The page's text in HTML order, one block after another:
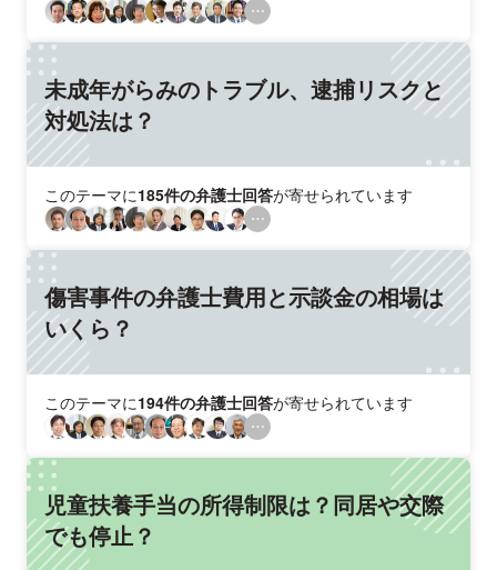
未成年がらみのトラブル、逮捕リスクと
対処法は？
このテーマに185件の弁護士回答が寄せられています
傷害事件の弁護士費用と示談金の相場は
いくら？
このテーマに194件の弁護士回答が寄せられています
児童扶養手当の所得制限は？同居や交際
でも停止？